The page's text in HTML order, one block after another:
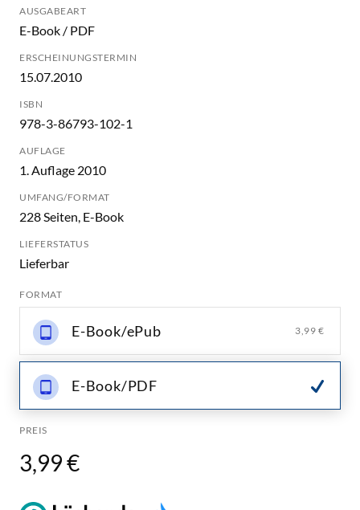
AUSGABEART
E-Book / PDF
ERSCHEINUNGSTERMIN
15.07.2010
ISBN
978-3-86793-102-1
AUFLAGE
1. Auflage 2010
UMFANG/FORMAT
228 Seiten, E-Book
LIEFERSTATUS
Lieferbar
FORMAT
E-Book/ePub 3,99 €
E-Book/PDF
PREIS
3,99 €